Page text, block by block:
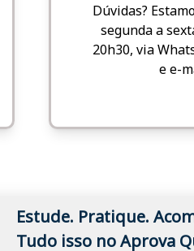
Dúvidas?
segunda a
20h30, via
e e-
Estude. Pratique.
Tudo isso no Aprova